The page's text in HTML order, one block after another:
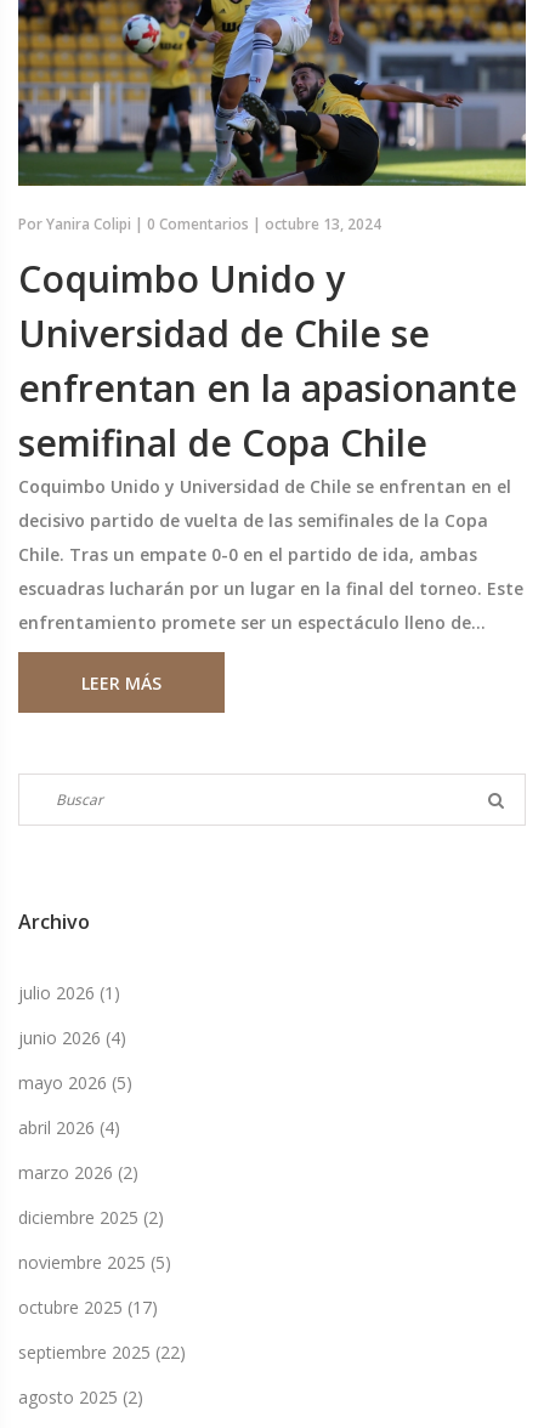
PorYanira Colipi | 0 Comentarios | octubre 13, 2024
Coquimbo Unido y
Universidad de Chile se
enfrentan en la apasionante
semifinal de Copa Chile
Coquimbo Unido y Universidad de Chile se enfrentan en el
decisivo partido de vuelta de las semifinales de la Copa
Chile. Tras un empate 0-0 en el partido de ida, ambas
escuadras lucharán por un lugar en la final del torneo. Este
enfrentamiento promete ser un espectáculo lleno de
tensión, emoción y determinación mientras cada equipo
busca llevarse la victoria.
LEER MÁS
Archivo
julio 2026 (1)
junio 2026 (4)
mayo 2026 (5)
abril 2026 (4)
marzo 2026 (2)
diciembre 2025 (2)
noviembre 2025 (5)
octubre 2025 (17)
septiembre 2025 (22)
agosto 2025 (2)